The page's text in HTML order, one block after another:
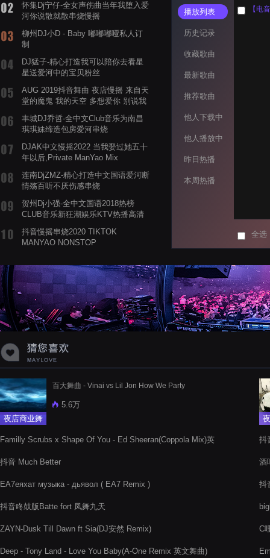
怀集Dj宁仔-全女声伤曲当年我堕入爱
河你说散就散串烧慢摇
柳州DJ小D - Baby 嘟嘟嘟哑私人订
制
DJ猛子-精心打造我可以陪你去看星
星送爱河中的宝贝粉丝
AUG 2019抖音舞曲 夜店慢摇 来自天
堂的魔鬼 我的天空 多想爱你 别说我
丰城DJ乔哲-全中文Club音乐为南昌
琪琪妹缔造包房爱河串烧
DJAK中文慢摇2022 当我娶过她五十
年以后,Private ManYao Mix
连南DjZMZ-精心打造中文国语爱河断
情殇百听不厌伤感串烧
贺州Dj小强-全中文国语2018热榜
CLUB音乐新狂潮娱乐KTV热播高清
抖音慢摇串烧2020 TIKTOK
MANYAO NONSTOP
蝉爸爸妈妈爱存在夏天的风是想你的
声音啊
播放列表
历史记录
收藏歌曲
最新歌曲
推荐歌曲
他人下载中
他人播放中
昨日热播
本周热播
【电
全选
夜店商业舞
百大舞曲 - Vinai vs Lil Jon How We Party
5.6万
Familly Scrubs x Shape Of You - Ed Sheeran(Coppola Mix)英
抖音 Much Better
EA7еяхат музыка - дьявол ( EA7 Remix )
抖音咚鼓版Batte fort 凤舞九天
ZAYN-Dusk Till Dawn ft Sia(DJ安然 Remix)
Deep - Tony Land - Love You Baby(A-One Remix 英文舞曲)
抖
酒
抖
C